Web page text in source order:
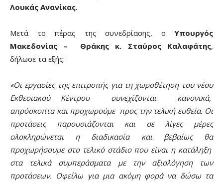
Λουκάς Ανανίκας.
Μετά το πέρας της συνεδρίασης, ο Υπουργός
Μακεδονίας – Θράκης κ. Σταύρος Καλαφάτης,
δήλωσε τα εξής:
«Οι εργασίες της επιτροπής για τη χωροθέτηση του νέου
Εκθεσιακού Κέντρου συνεχίζονται κανονικά,
απρόσκοπτα και προχωρούμε προς την τελική ευθεία. Οι
προτάσεις παρουσιάζονται και σε λίγες μέρες
ολοκληρώνεται η διαδικασία και βεβαίως θα
προχωρήσουμε στο τελικό στάδιο που είναι η κατάληξη
στα τελικά συμπεράσματα με την αξιολόγηση των
προτάσεων. Οφείλω για μια ακόμη φορά να δώσω τα